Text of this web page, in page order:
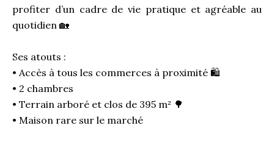
profiter d’un cadre de vie pratique et agréable au
quotidien 🏡
Ses atouts :
• Accès à tous les commerces à proximité 🛍️
• 2 chambres
• Terrain arboré et clos de 395 m² 🌳
• Maison rare sur le marché